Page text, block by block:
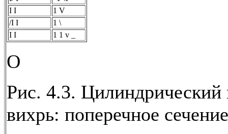
I I
1 V
/I I
1 \
I I
1 1 v _
О
Рис. 4.3. Цилиндрический
вихрь: поперечное